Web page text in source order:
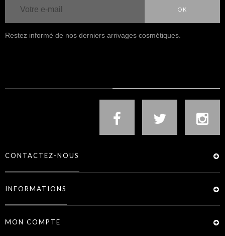
OK
Restez informé de nos derniers arrivages cosmétiques.
CONTACTEZ-NOUS
INFORMATIONS
MON COMPTE